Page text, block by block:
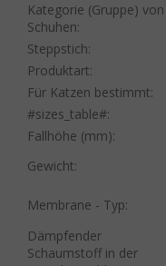
Kategorie (Gruppe) von
Schuhen:
Steppstich:
Produktart:
Für Katzen bestimmt:
#sizes_table#:
Fallhöhe (mm):
Gewicht:
Membrane - Typ:
Dämpfender
Schaumstoff in der